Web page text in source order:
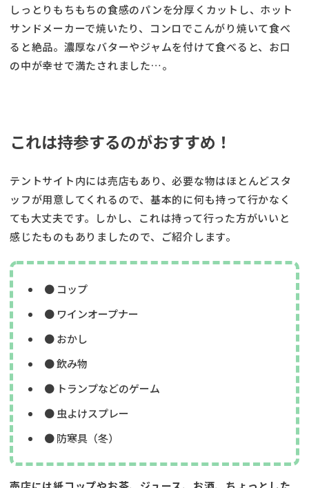
しっとりもちもちの食感のパンを分厚くカットし、ホット
サンドメーカーで焼いたり、コンロでこんがり焼いて食べ
ると絶品。濃厚なバターやジャムを付けて食べると、お口
の中が幸せで満たされました…。
これは持参するのがおすすめ！
テントサイト内には売店もあり、必要な物はほとんどスタ
ッフが用意してくれるので、基本的に何も持って行かなく
ても大丈夫です。しかし、これは持って行った方がいいと
感じたものもありましたので、ご紹介します。
● コップ
● ワインオープナー
● おかし
● 飲み物
● トランプなどのゲーム
● 虫よけスプレー
● 防寒具（冬）